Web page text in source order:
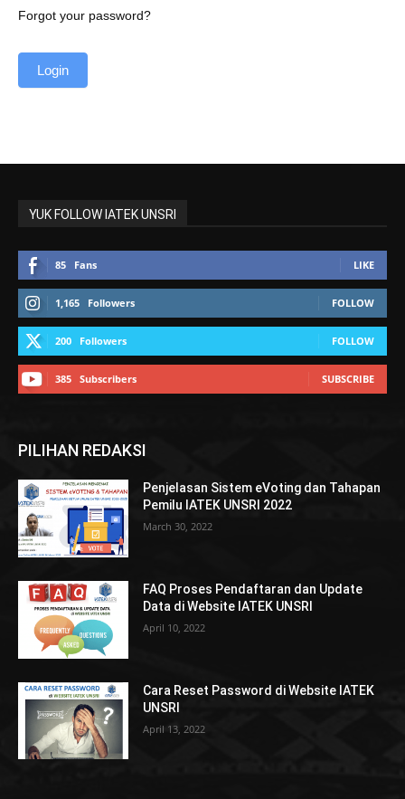
Forgot your password?
YUK FOLLOW IATEK UNSRI
85 Fans LIKE
1,165 Followers FOLLOW
200 Followers FOLLOW
385 Subscribers SUBSCRIBE
PILIHAN REDAKSI
Penjelasan Sistem eVoting dan Tahapan
Pemilu IATEK UNSRI 2022
March 30, 2022
FAQ Proses Pendaftaran dan Update
Data di Website IATEK UNSRI
April 10, 2022
Cara Reset Password di Website IATEK
UNSRI
April 13, 2022